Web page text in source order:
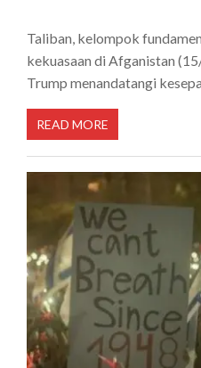
Taliban, kelompok
kekuasaan di Afganistan
Trump menandatangi
READ MORE